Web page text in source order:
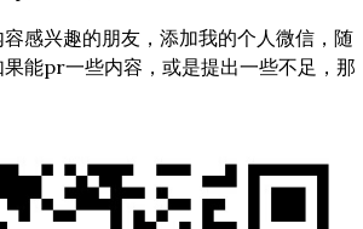
感兴趣的朋友，添加我的个人微信，随
能pr一些内容，或是提出一些不足，那